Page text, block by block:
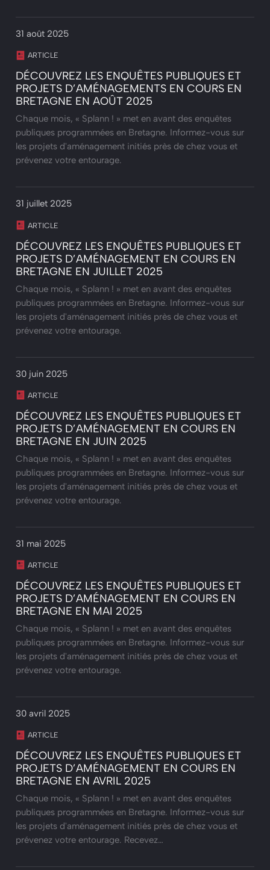
31 août 2025
ARTICLE
DÉCOUVREZ LES ENQUÊTES PUBLIQUES ET
PROJETS D’AMÉNAGEMENTS EN COURS EN
BRETAGNE EN AOÛT 2025
Chaque mois, « Splann ! » met en avant des enquêtes
publiques programmées en Bretagne. Informez-vous sur
les projets d'aménagement initiés près de chez vous et
prévenez votre entourage.
31 juillet 2025
ARTICLE
DÉCOUVREZ LES ENQUÊTES PUBLIQUES ET
PROJETS D’AMÉNAGEMENT EN COURS EN
BRETAGNE EN JUILLET 2025
Chaque mois, « Splann ! » met en avant des enquêtes
publiques programmées en Bretagne. Informez-vous sur
les projets d'aménagement initiés près de chez vous et
prévenez votre entourage.
30 juin 2025
ARTICLE
DÉCOUVREZ LES ENQUÊTES PUBLIQUES ET
PROJETS D’AMÉNAGEMENT EN COURS EN
BRETAGNE EN JUIN 2025
Chaque mois, « Splann ! » met en avant des enquêtes
publiques programmées en Bretagne. Informez-vous sur
les projets d'aménagement initiés près de chez vous et
prévenez votre entourage.
31 mai 2025
ARTICLE
DÉCOUVREZ LES ENQUÊTES PUBLIQUES ET
PROJETS D’AMÉNAGEMENT EN COURS EN
BRETAGNE EN MAI 2025
Chaque mois, « Splann ! » met en avant des enquêtes
publiques programmées en Bretagne. Informez-vous sur
les projets d'aménagement initiés près de chez vous et
prévenez votre entourage.
30 avril 2025
ARTICLE
DÉCOUVREZ LES ENQUÊTES PUBLIQUES ET
PROJETS D’AMÉNAGEMENT EN COURS EN
BRETAGNE EN AVRIL 2025
Chaque mois, « Splann ! » met en avant des enquêtes
publiques programmées en Bretagne. Informez-vous sur
les projets d'aménagement initiés près de chez vous et
prévenez votre entourage. Recevez…